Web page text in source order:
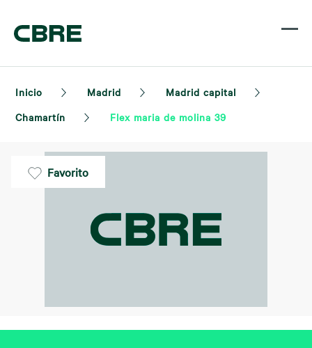
Inicio Madrid
Madrid capital
Chamartín
Flex maria de molina 39
Favorito